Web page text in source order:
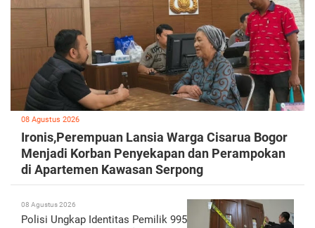
08 Agustus 2026
Ironis,Perempuan Lansia Warga Cisarua Bogor
Menjadi Korban Penyekapan dan Perampokan
di Apartemen Kawasan Serpong
08 Agustus 2026
Polisi Ungkap Identitas Pemilik 995